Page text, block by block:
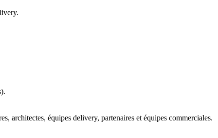
architectes, équipes delivery, partenaires et équipes commerciales.